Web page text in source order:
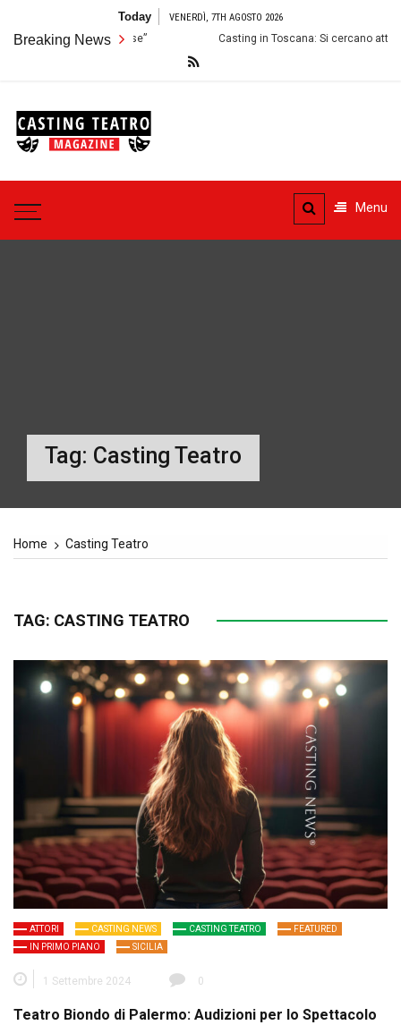
content
Today VENERDÌ, 7TH AGOSTO 2026
Breaking NewsCasting in Toscana: Si cercano attori e attrici per uno
teatrali
Menu
Tag: Casting Teatro
Home Casting Teatro
TAG: CASTING TEATRO
ATTORI CASTING NEWS CASTING TEATRO
FEATURED
IN PRIMO PIANO
SICILIA
1 Settembre 2024 0
Teatro Biondo di Palermo: Audizioni per lo Spettacolo